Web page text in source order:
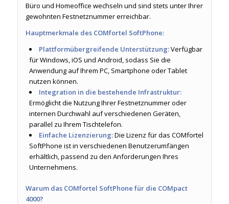
Büro und Homeoffice wechseln und sind stets unter Ihrer
gewohnten Festnetznummer erreichbar.
Hauptmerkmale des COMfortel SoftPhone:
Plattformübergreifende Unterstützung:Verfügbar
für Windows, iOS und Android, sodass Sie die
Anwendung auf Ihrem PC, Smartphone oder Tablet
nutzen können.
Integration in die bestehende Infrastruktur:
Ermöglicht die Nutzung Ihrer Festnetznummer oder
internen Durchwahl auf verschiedenen Geräten,
parallel zu Ihrem Tischtelefon.
Einfache Lizenzierung:Die Lizenz für das COMfortel
SoftPhone ist in verschiedenen Benutzerumfängen
erhältlich, passend zu den Anforderungen Ihres
Unternehmens.
Warum das COMfortel SoftPhone für die COMpact
4000?